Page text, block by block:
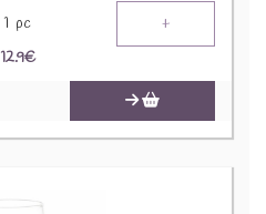
1 pc +
12.9€